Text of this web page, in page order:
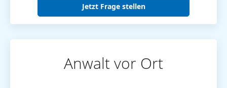
Jetzt Frage stellen
Anwalt vor Ort